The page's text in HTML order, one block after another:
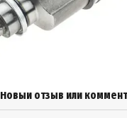
Новый отзыв или